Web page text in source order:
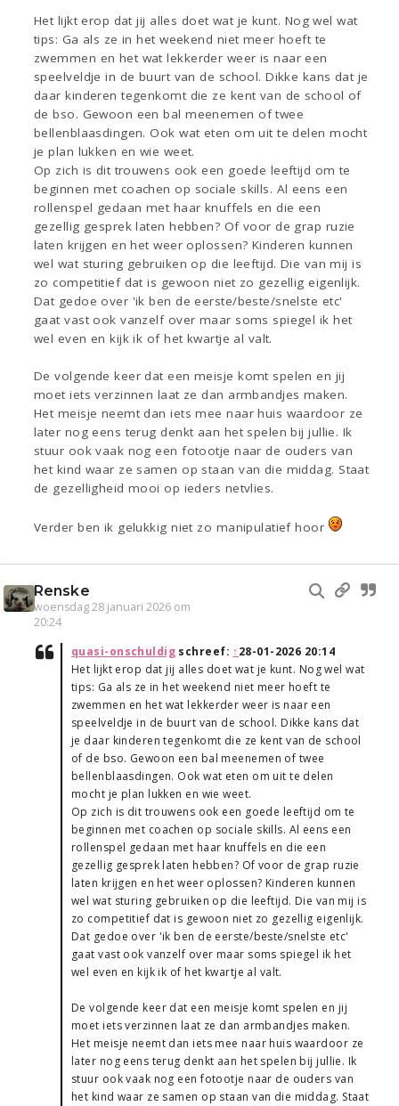
Het lijkt erop dat jij alles doet wat je kunt. Nog wel wat
tips: Ga als ze in het weekend niet meer hoeft te
zwemmen en het wat lekkerder weer is naar een
speelveldje in de buurt van de school. Dikke kans dat je
daar kinderen tegenkomt die ze kent van de school of
de bso. Gewoon een bal meenemen of twee
bellenblaasdingen. Ook wat eten om uit te delen mocht
je plan lukken en wie weet.
Op zich is dit trouwens ook een goede leeftijd om te
beginnen met coachen op sociale skills. Al eens een
rollenspel gedaan met haar knuffels en die een
gezellig gesprek laten hebben? Of voor de grap ruzie
laten krijgen en het weer oplossen? Kinderen kunnen
wel wat sturing gebruiken op die leeftijd. Die van mij is
zo competitief dat is gewoon niet zo gezellig eigenlijk.
Dat gedoe over 'ik ben de eerste/beste/snelste etc'
gaat vast ook vanzelf over maar soms spiegel ik het
wel even en kijk ik of het kwartje al valt.
De volgende keer dat een meisje komt spelen en jij
moet iets verzinnen laat ze dan armbandjes maken.
Het meisje neemt dan iets mee naar huis waardoor ze
later nog eens terug denkt aan het spelen bij jullie. Ik
stuur ook vaak nog een fotootje naar de ouders van
het kind waar ze samen op staan van die middag. Staat
de gezelligheid mooi op ieders netvlies.
Verder ben ik gelukkig niet zo manipulatief hoor
Renske
woensdag 28 januari 2026 om
20:24
quasi-onschuldig schreef: ↑28-01-2026 20:14
Het lijkt erop dat jij alles doet wat je kunt. Nog wel wat
tips: Ga als ze in het weekend niet meer hoeft te
zwemmen en het wat lekkerder weer is naar een
speelveldje in de buurt van de school. Dikke kans dat
je daar kinderen tegenkomt die ze kent van de school
of de bso. Gewoon een bal meenemen of twee
bellenblaasdingen. Ook wat eten om uit te delen
mocht je plan lukken en wie weet.
Op zich is dit trouwens ook een goede leeftijd om te
beginnen met coachen op sociale skills. Al eens een
rollenspel gedaan met haar knuffels en die een
gezellig gesprek laten hebben? Of voor de grap ruzie
laten krijgen en het weer oplossen? Kinderen kunnen
wel wat sturing gebruiken op die leeftijd. Die van mij is
zo competitief dat is gewoon niet zo gezellig eigenlijk.
Dat gedoe over 'ik ben de eerste/beste/snelste etc'
gaat vast ook vanzelf over maar soms spiegel ik het
wel even en kijk ik of het kwartje al valt.
De volgende keer dat een meisje komt spelen en jij
moet iets verzinnen laat ze dan armbandjes maken.
Het meisje neemt dan iets mee naar huis waardoor ze
later nog eens terug denkt aan het spelen bij jullie. Ik
stuur ook vaak nog een fotootje naar de ouders van
het kind waar ze samen op staan van die middag. Staat